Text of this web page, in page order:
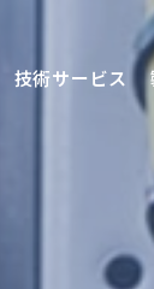
技術サービス